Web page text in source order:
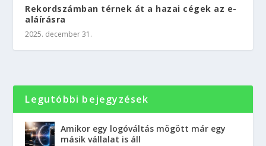
Rekordszámban térnek át a hazai cégek az e-
aláírásra
2025. december 31.
Legutóbbi bejegyzések
Amikor egy logóváltás mögött már egy
másik vállalat is áll